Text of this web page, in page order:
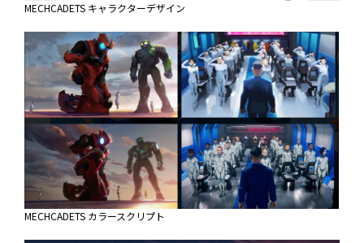
MECHCADETS キャラクターデザイン
MECHCADETS カラースクリプト